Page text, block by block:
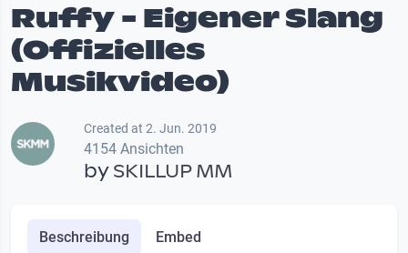
Ruffy - Eigener Slang
(Offizielles
Musikvideo)
Created at 2. Jun. 2019
4154 Ansichten
bySKILLUP MM
Beschreibung Embed